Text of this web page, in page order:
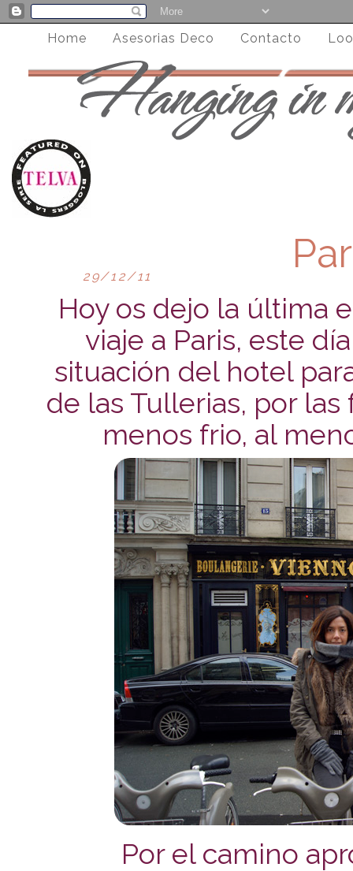
Home Asesorias Deco Contacto
29/12/11
Hoy os dejo la última
viaje a Paris, este
situación del hotel
de las Tullerias, por
menos frio, al
Por el camino